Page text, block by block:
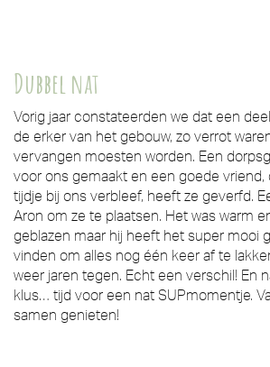
Dubbel nat
Vorig jaar constateerden we dat een
de erker van het gebouw, zo verrot
vervangen moesten worden. Een
voor ons gemaakt en een goede vriend,
tijdje bij ons verbleef, heeft ze geverfd.
Aron om ze te plaatsen. Het was warm
geblazen maar hij heeft het super mooi
vinden om alles nog één keer af te
weer jaren tegen. Echt een verschil! En
klus… tijd voor een nat SUPmomentje.
samen genieten!